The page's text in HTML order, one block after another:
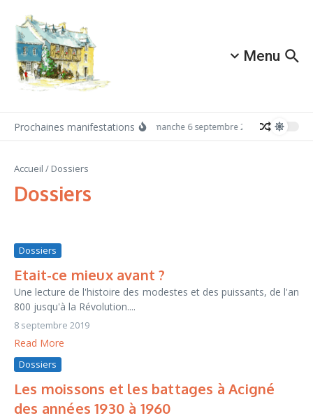
Menu
Prochaines manifestations Dimanche 6 septembre 2026:
Accueil / Dossiers
Dossiers
Dossiers
Etait-ce mieux avant ?
Une lecture de l'histoire des modestes et des puissants, de l'an
800 jusqu'à la Révolution....
8 septembre 2019
Read More
Dossiers
Les moissons et les battages à Acigné
des années 1930 à 1960